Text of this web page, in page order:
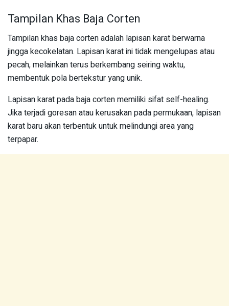
Tampilan Khas Baja Corten
Tampilan khas baja corten adalah lapisan karat berwarna
jingga kecokelatan. Lapisan karat ini tidak mengelupas atau
pecah, melainkan terus berkembang seiring waktu,
membentuk pola bertekstur yang unik.
Lapisan karat pada baja corten memiliki sifat self-healing.
Jika terjadi goresan atau kerusakan pada permukaan, lapisan
karat baru akan terbentuk untuk melindungi area yang
terpapar.